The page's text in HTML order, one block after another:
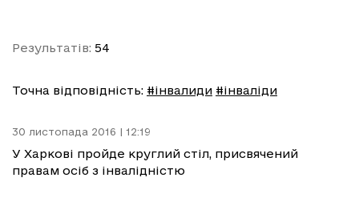
Результатів: 54
Точна відповідність: #інвалиди #інваліди
30 листопада 2016 | 12:19
У Харкові пройде круглий стіл, присвячений
правам осіб з інвалідністю